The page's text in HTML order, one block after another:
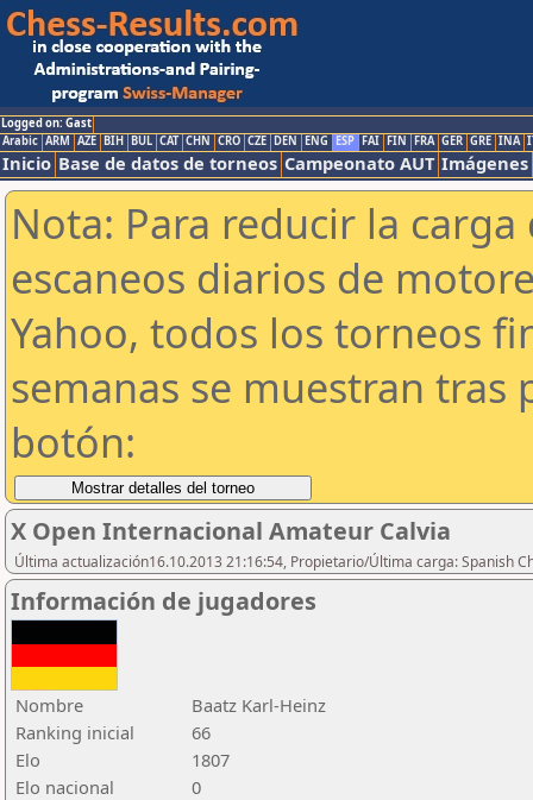
Logged on: Gast
Arabic ARM AZE BIH BUL CAT CHN CRO CZE DEN ENG ESP FAI FIN FRA GER GRE INA
Inicio Base de datos de torneos Campeonato AUT Imágenes
Nota: Para reducir la
escaneos diarios de
Yahoo, todos los torneos
semanas se muestran tras
botón:
X Open Internacional Amateur Calvia
Última actualización16.10.2013 21:16:54, Propietario/Última carga: Spanish
Información de jugadores
Nombre
Baatz Karl-Heinz
Ranking inicial
66
Elo
1807
Elo nacional
0